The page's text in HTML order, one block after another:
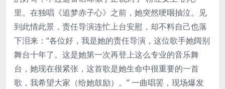
里。在独唱《追梦赤子心》之前，她突然哽咽抽泣。见
到此情此景，责任导演连忙上台安慰，却不料自己也落
下泪来：“各位好，我是她的责任导演，这位歌手她阔别
舞台十年了。这是她第一次再登上这么专业的音乐舞
台，她现在很紧张，这首歌是她生命中很重要的一首
歌，我希望大家（给她鼓励）。” 一曲唱罢，现场爆发